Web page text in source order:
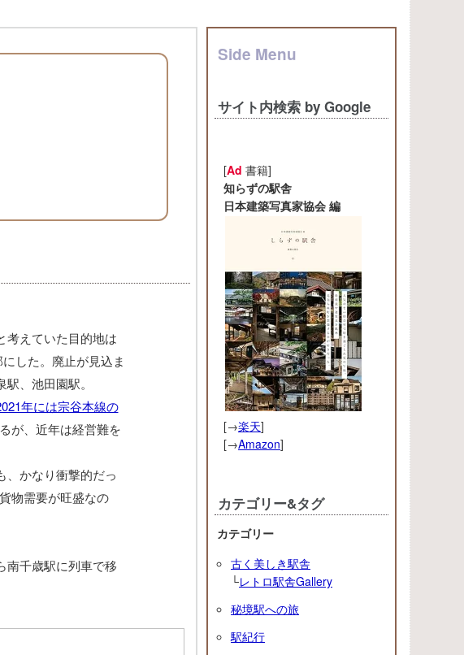
考えていた目的地は
した。廃止が見込ま
、池田園駅。
年には宗谷本線の
が、近年は経営難を
かなり衝撃的だっ
物需要が旺盛なの
南千歳駅に列車で移
Side Menu
サイト内検索 by Google
[Ad 書籍]
知らずの駅舎
日本建築写真家協会 編
[→楽天]
[→Amazon]
カテゴリー&タグ
カテゴリー
古く美しき駅舎
└レトロ駅舎Gallery
秘境駅への旅
駅紀行